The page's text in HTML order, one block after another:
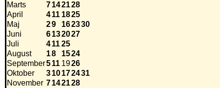
Marts
7142128
April
411 1825
Maj
29 162330
Juni
6132027
Juli
41125
August
18 1524
September511 1926
Oktober
310172431
November 7142128